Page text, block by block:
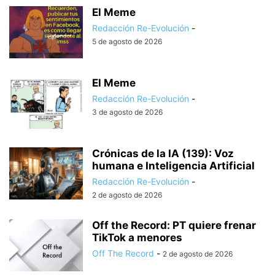
El Meme
Redacción Re-Evolución -
5 de agosto de 2026
El Meme
Redacción Re-Evolución -
3 de agosto de 2026
Crónicas de la IA (139): Voz
humana e Inteligencia Artificial
Redacción Re-Evolución -
2 de agosto de 2026
Off the Record: PT quiere frenar
TikTok a menores
Off The Record - 2 de agosto de 2026